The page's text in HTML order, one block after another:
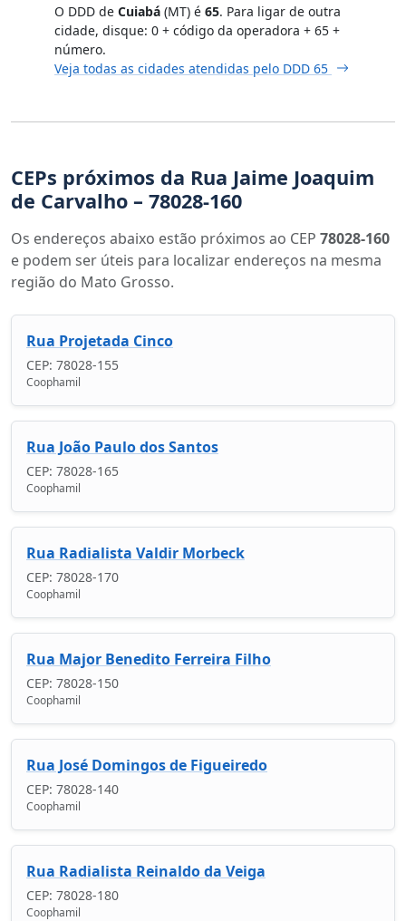
O DDD de Cuiabá (MT) é 65. Para ligar de outra
cidade, disque: 0 + código da operadora + 65 +
número.
Veja todas as cidades atendidas pelo DDD 65
CEPs próximos da Rua Jaime Joaquim
de Carvalho – 78028-160
Os endereços abaixo estão próximos ao CEP 78028-160
e podem ser úteis para localizar endereços na mesma
região do Mato Grosso.
Rua Projetada Cinco
CEP: 78028-155
Coophamil
Rua João Paulo dos Santos
CEP: 78028-165
Coophamil
Rua Radialista Valdir Morbeck
CEP: 78028-170
Coophamil
Rua Major Benedito Ferreira Filho
CEP: 78028-150
Coophamil
Rua José Domingos de Figueiredo
CEP: 78028-140
Coophamil
Rua Radialista Reinaldo da Veiga
CEP: 78028-180
Coophamil